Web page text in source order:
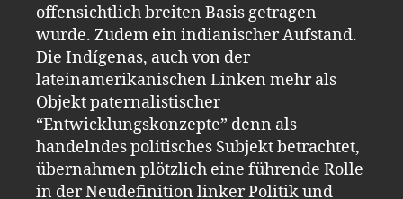
offensichtlich breiten Basis getragen
wurde. Zudem ein indianischer Aufstand.
Die Indígenas, auch von der
lateinamerikanischen Linken mehr als
Objekt paternalistischer
“Entwicklungskonzepte” denn als
handelndes politisches Subjekt betrachtet,
übernahmen plötzlich eine führende Rolle
in der Neudefinition linker Politik und